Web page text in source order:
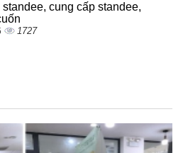
cung cấp standee,
1727